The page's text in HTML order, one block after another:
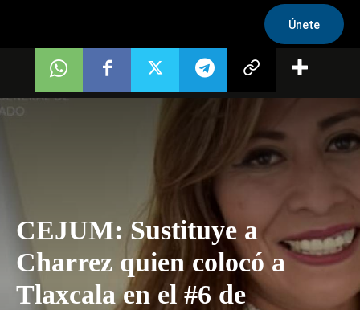
Únete
CEJUM: Sustituye a
Charrez quien colocó a
Tlaxcala en el #6 de